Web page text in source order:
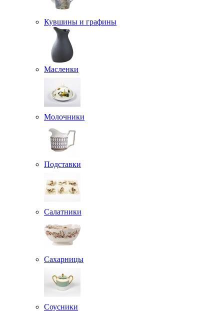
Кувшины и графины
Масленки
Молочники
Подставки
Салатники
Сахарницы
Соусники